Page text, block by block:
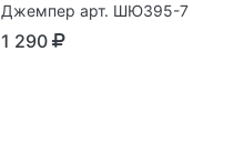
Джемпер арт. ШЮ395-7
1 290